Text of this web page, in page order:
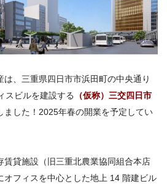
、三重県四日市市浜田町の中央通り
スビルを建設する
（仮称）三交四日市
ました！2025年春の開業を予定してい
賃貸施設（旧三重北農業協同組合本店
オフィスを中心とした地上 14 階建ビル